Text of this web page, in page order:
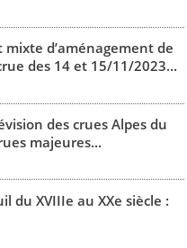
mixte d’aménagement de
des 14 et 15/11/2023...
des crues Alpes du
majeures...
du XVIIIe au XXe siècle :